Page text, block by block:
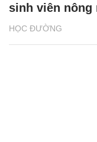
HỌC ĐƯỜNG
sinh viên nông